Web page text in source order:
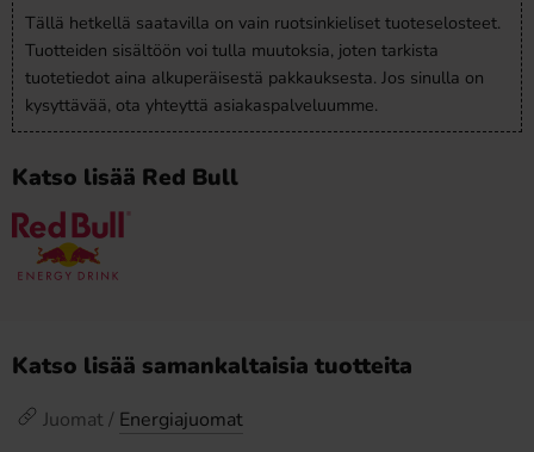
Tällä hetkellä saatavilla on vain ruotsinkieliset tuoteselosteet.
Tuotteiden sisältöön voi tulla muutoksia, joten tarkista
tuotetiedot aina alkuperäisestä pakkauksesta. Jos sinulla on
kysyttävää, ota yhteyttä asiakaspalveluumme.
Katso lisää Red Bull
Katso lisää samankaltaisia tuotteita
Juomat / Energiajuomat